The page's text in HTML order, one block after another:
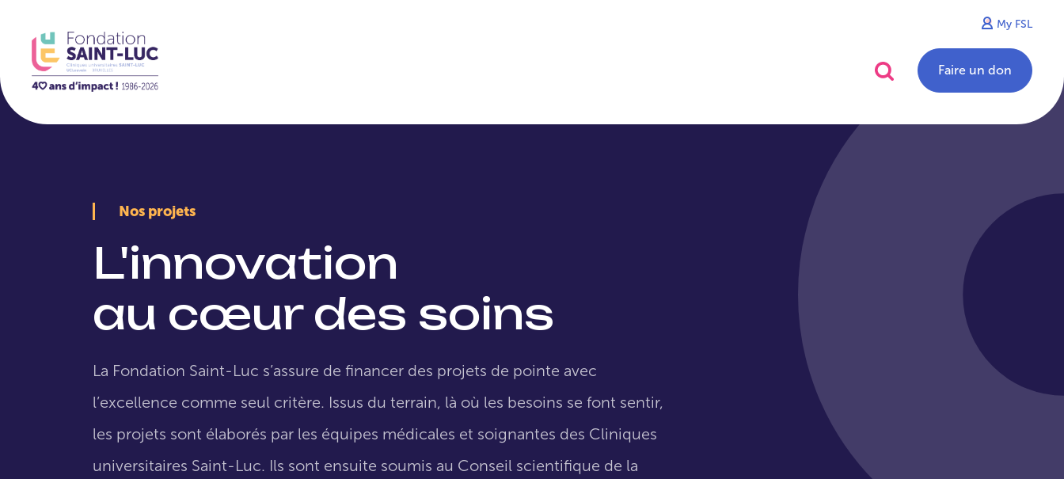
My FSL
Faire un don
Nos projets
L'innovation
au cœur des soins
La Fondation Saint-Luc s’assure de financer des projets de pointe avec
l’excellence comme seul critère. Issus du terrain, là où les besoins se font sentir,
les projets sont élaborés par les équipes médicales et soignantes des Cliniques
universitaires Saint-Luc. Ils sont ensuite soumis au Conseil scientifique de la